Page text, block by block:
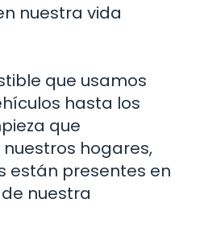
nuestra vida
que usamos
hasta los
que
hogares,
están presentes en
nuestra